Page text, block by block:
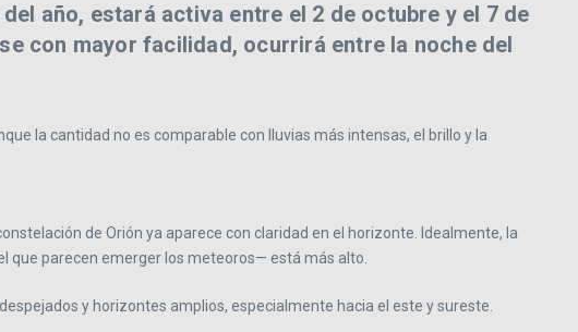
año, estará activa entre el 2 de octubre y el 7 de
con mayor facilidad, ocurrirá entre la noche del
la cantidad no es comparable con lluvias más intensas, el brillo y la
de Orión ya aparece con claridad en el horizonte. Idealmente, la
que parecen emerger los meteoros— está más alto.
y horizontes amplios, especialmente hacia el este y sureste.